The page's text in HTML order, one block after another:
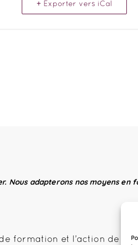
+ Exporter vers iCal
Nous adapterons nos moyens en
formation et l’action de